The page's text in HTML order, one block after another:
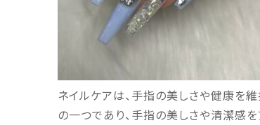
ネイルケアは、手指の美しさや健康を
の一つであり、手指の美しさや清潔感